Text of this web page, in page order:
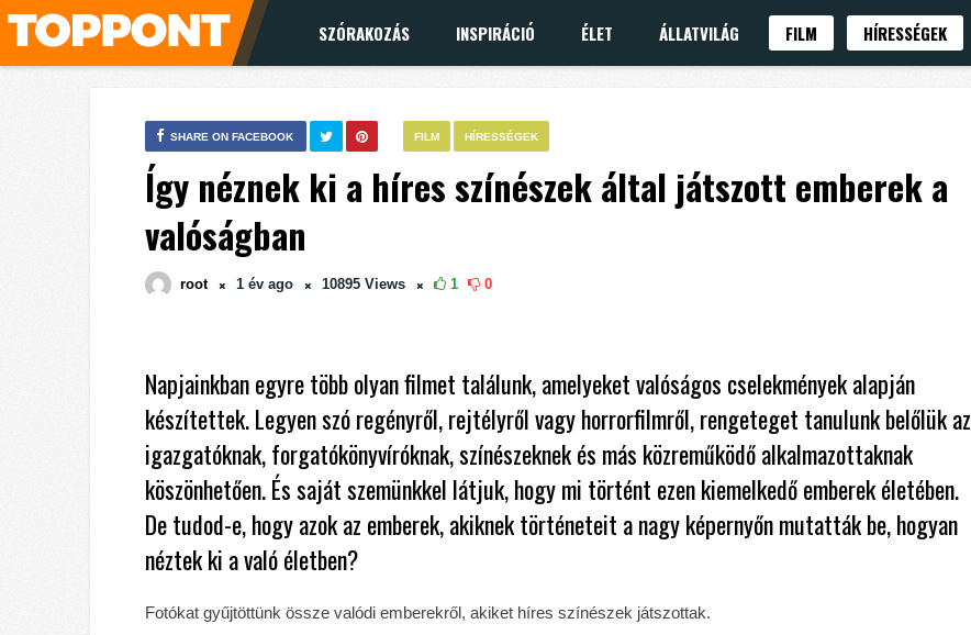
SZÓRAKOZÁS INSPIRÁCIÓ ÉLET ÁLLATVILÁG FILM HÍRESSÉGEK
FILM HÍRESSÉGEK
SHARE ON FACEBOOK
Így néznek ki a híres színészek által játszott emberek a
valóságban
root 1 év ago 10895 Views 1 0
Napjainkban egyre több olyan filmet találunk, amelyeket valóságos cselekmények alapján
készítettek. Legyen szó regényről, rejtélyről vagy horrorfilmről, rengeteget tanulunk belőlük az
igazgatóknak, forgatókönyvíróknak, színészeknek és más közreműködő alkalmazottaknak
köszönhetően. És saját szemünkkel látjuk, hogy mi történt ezen kiemelkedő emberek életében.
De tudod-e, hogy azok az emberek, akiknek történeteit a nagy képernyőn mutatták be, hogyan
néztek ki a való életben?
Fotókat gyűjtöttünk össze valódi emberekről, akiket híres színészek játszottak.